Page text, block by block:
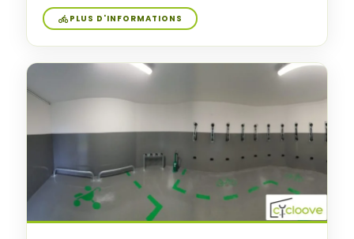
PLUS D'INFORMATIONS